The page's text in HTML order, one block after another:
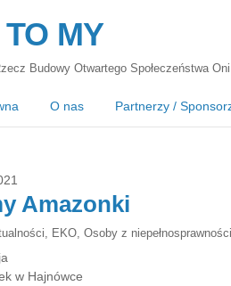
MY
Budowy Otwartego Społeczeństwa
O nas Partnerzy /
Amazonki
EKO, Osoby z
w Hajnówce